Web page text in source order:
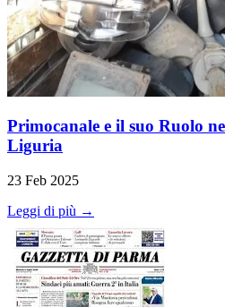
Primocanale e il suo Ruolo
Liguria
23 Feb 2025
Leggi di più →